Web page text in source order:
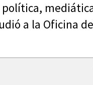
a la Oficina